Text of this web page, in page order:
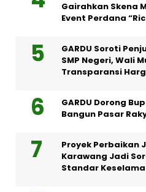
Gairahkan Skena
Event Perdana
GARDU Soroti
SMP Negeri, Wali
Transparansi
GARDU Dorong
Bangun Pasar
Proyek Perbaikan
Karawang Jadi
Standar